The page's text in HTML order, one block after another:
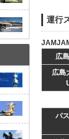
運行
広
広島
バ